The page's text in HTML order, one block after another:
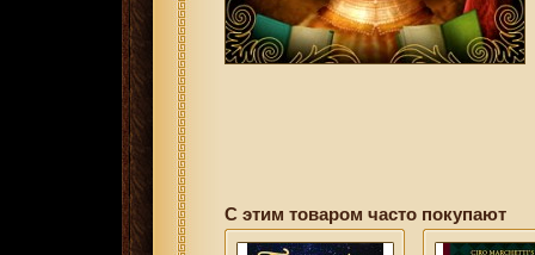
С этим товаром часто покупают